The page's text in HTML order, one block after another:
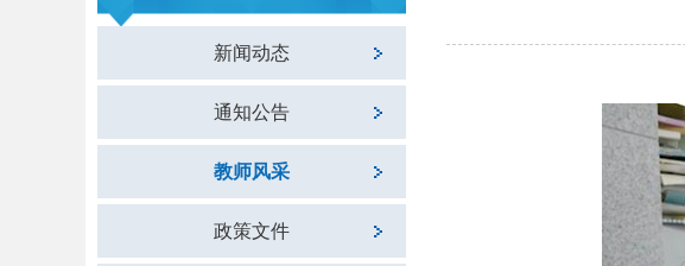
新闻动态
通知公告
教师风采
政策文件